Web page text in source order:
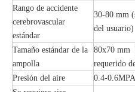
Rango de accidente
cerebrovascular
estándar
30-80 mm
del usuario)
Tamaño estándar de la
ampolla
80x70 mm
requerido
Presión del aire
0.4-0.6MPA